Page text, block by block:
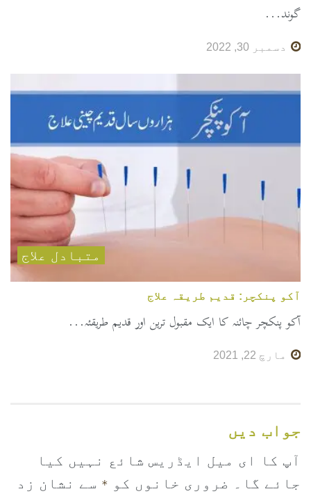
گوند...
دسمبر 30, 2022
متبادل علاج
آکو پنکچر: قدیم طریقہ علاج
آکو پنکچر چائنہ کا ایک مقبول ترین اور قدیم طریقئہ...
مارچ 22, 2021
جواب دیں
آپ کا ای میل ایڈریس شائع نہیں کیا
جائے گا۔ ضروری خانوں کو * سے نشان زد